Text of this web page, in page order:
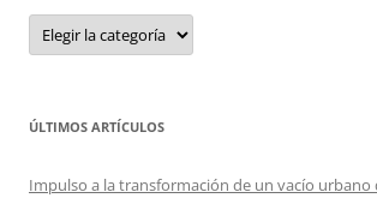
Categorias
ÚLTIMOS ARTÍCULOS
Impulso a la transformación de un vacío urbano